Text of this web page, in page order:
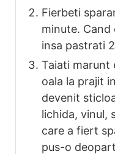
Fierbeti
minute. Cand
insa pastrati
Taiati marunt
oala la prajit
devenit
lichida, vinul,
care a fiert
pus-o